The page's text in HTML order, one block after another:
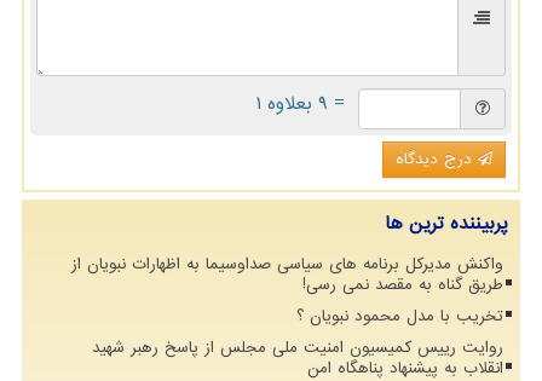
= ۹ بعلاوه ۱
درج دیدگاه
پربیننده ترین ها
واکنش مدیرکل برنامه های سیاسی صداوسیما به اظهارات نبویان از
طریق گناه به مقصد نمی رسی!
تخریب با مدل محمود نبویان ؟
روایت رییس کمیسیون امنیت ملی مجلس از پاسخ رهبر شهید
انقلاب به پیشنهاد پناهگاه امن